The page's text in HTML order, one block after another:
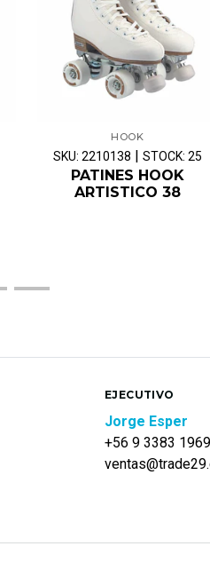
HOOK
SKU: 2210138 | STOCK: 25
PATINES HOOK
ARTISTICO 38
EJECUTIVO
Jorge Esper
+56 9 3383 1969